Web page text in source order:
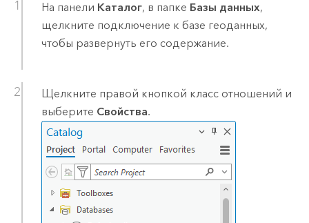
На панели Каталог, в папке Базы данных,
щелкните подключение к базе геоданных,
чтобы развернуть его содержание.
Щелкните правой кнопкой класс отношений и
выберите Свойства.